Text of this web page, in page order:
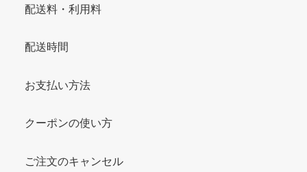
配送料・利用料
配送時間
お支払い方法
クーポンの使い方
ご注文のキャンセル